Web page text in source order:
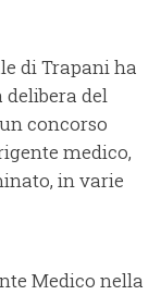
di Trapani ha
delibera del
concorso
medico,
in varie
Medico nella